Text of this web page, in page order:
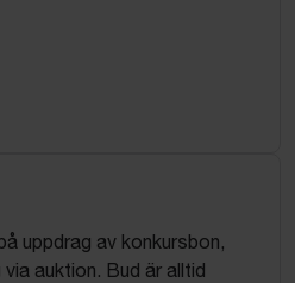
uppdrag av konkursbon,
auktion. Bud är alltid